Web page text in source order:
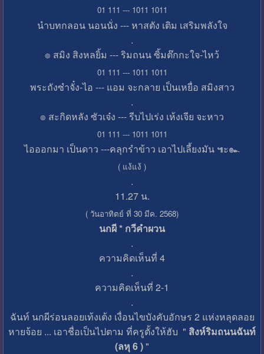
01 111 --- 1011 1011
นำบทกลอน นอนนั่ง --- หาสตัง เติม เสริมพลังใจ
.
๏ สมิง สิงหลยิ้ม --- ริมถนน ซิ้มต๊กกะใจ-ไหว้
01 111 --- 1011 1011
พระถังซำจั๋ง-ไอ --- แอม จะกลาย เป็นเหยื่อ สมิงสาว
.
๏ สะกิดหลัง ซัวเจ๋ง --- รีบไปเร่ง เห้งเจีย จะหาว
01 111 --- 1011 1011
ไอออกมา เป็นดาว ---คลุกรำข้าว เอาไปเลี้ยงมัน ๚ะ๛
( แง้แง้ )
.
11.27 น.
( วันอาทิตย์ ที่ 30 มีค. 2568)
นกผี * กวีคำผวน
.
ความคิดเห็นที่ 4
.
ความคิดเห็นที่ 2-1
.
ฉันท์ นกผีร่อนลอยเท้งเต้ง เงื่อนไขบังคับอักษร 2 แห่งหลุดลอย
หายจ้อย ... เอาชื่อเป็นไปตาม ที่ครูตั้งให้ฮับ " สิงห์ริมถนนฉันท์
(ลหุ 6 )"